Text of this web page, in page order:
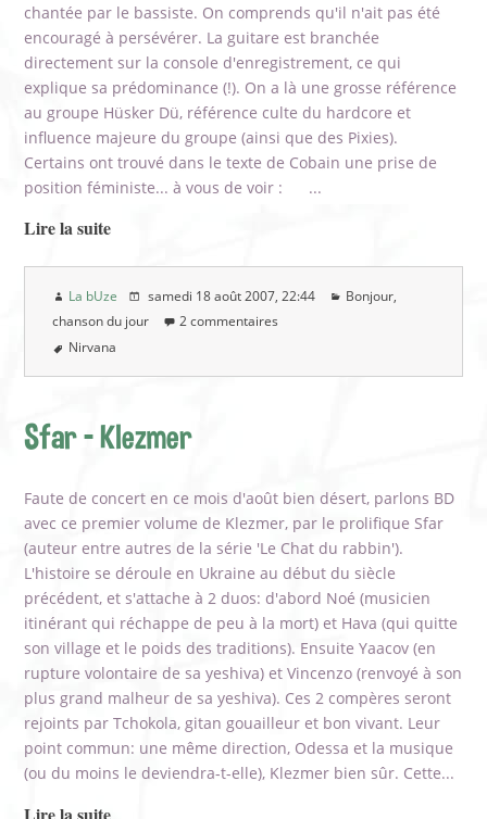
chantée par le bassiste. On comprends qu'il n'ait pas été
encouragé à persévérer. La guitare est branchée
directement sur la console d'enregistrement, ce qui
explique sa prédominance (!). On a là une grosse référence
au groupe Hüsker Dü, référence culte du hardcore et
influence majeure du groupe (ainsi que des Pixies).
Certains ont trouvé dans le texte de Cobain une prise de
position féministe... à vous de voir : ...
Lire la suite
La bUze samedi 18 août 2007, 22:44
Bonjour,
chanson du jour
2 commentaires
Nirvana
Sfar - Klezmer
Faute de concert en ce mois d'août bien désert, parlons BD
avec ce premier volume de Klezmer, par le prolifique Sfar
(auteur entre autres de la série 'Le Chat du rabbin').
L'histoire se déroule en Ukraine au début du siècle
précédent, et s'attache à 2 duos: d'abord Noé (musicien
itinérant qui réchappe de peu à la mort) et Hava (qui quitte
son village et le poids des traditions). Ensuite Yaacov (en
rupture volontaire de sa yeshiva) et Vincenzo (renvoyé à son
plus grand malheur de sa yeshiva). Ces 2 compères seront
rejoints par Tchokola, gitan gouailleur et bon vivant. Leur
point commun: une même direction, Odessa et la musique
(ou du moins le deviendra-t-elle), Klezmer bien sûr. Cette...
Lire la suite